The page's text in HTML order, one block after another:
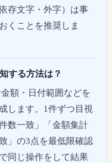
存文字・外字）は事
くことを推奨しま
する方法は？
額・日付範囲などを
します。1件ずつ目視
数一致」「金額集計
」の3点を最低限確認
同じ操作をして結果